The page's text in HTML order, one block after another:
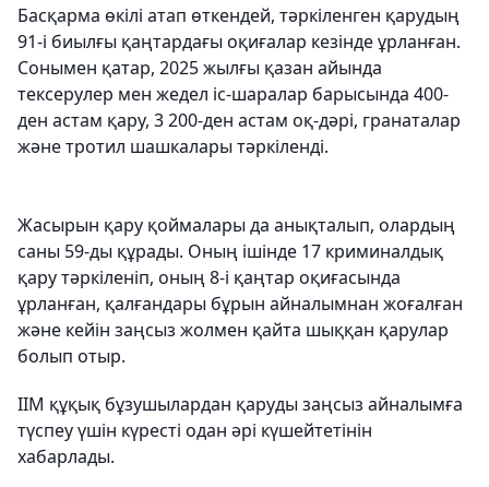
Басқарма өкілі атап өткендей, тәркіленген қарудың
91-і биылғы қаңтардағы оқиғалар кезінде ұрланған.
Сонымен қатар, 2025 жылғы қазан айында
тексерулер мен жедел іс-шаралар барысында 400-
ден астам қару, 3 200-ден астам оқ-дәрі, гранаталар
және тротил шашкалары тәркіленді.
Жасырын қару қоймалары да анықталып, олардың
саны 59-ды құрады. Оның ішінде 17 криминалдық
қару тәркіленіп, оның 8-і қаңтар оқиғасында
ұрланған, қалғандары бұрын айналымнан жоғалған
және кейін заңсыз жолмен қайта шыққан қарулар
болып отыр.
ІІМ құқық бұзушылардан қаруды заңсыз айналымға
түспеу үшін күресті одан әрі күшейтетінін
хабарлады.